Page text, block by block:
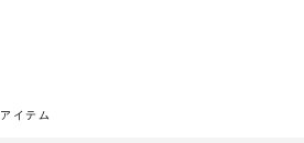
アイテム